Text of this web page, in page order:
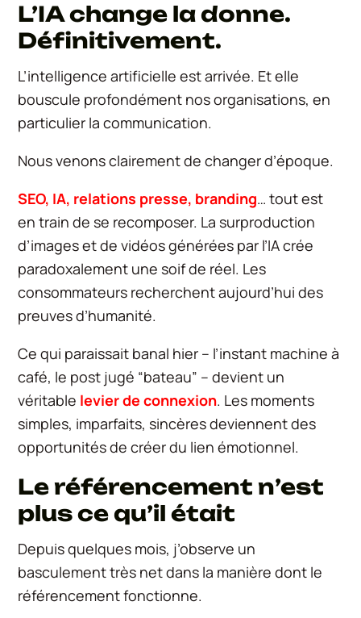
L’IA change la donne.
Définitivement.
L’intelligence artificielle est arrivée. Et elle
bouscule profondément nos organisations, en
particulier la communication.
Nous venons clairement de changer d’époque.
SEO, IA, relations presse, branding… tout est
en train de se recomposer. La surproduction
d’images et de vidéos générées par l’IA crée
paradoxalement une soif de réel. Les
consommateurs recherchent aujourd’hui des
preuves d’humanité.
Ce qui paraissait banal hier – l’instant machine à
café, le post jugé “bateau” – devient un
véritable levier de connexion. Les moments
simples, imparfaits, sincères deviennent des
opportunités de créer du lien émotionnel.
Le référencement n’est
plus ce qu’il était
Depuis quelques mois, j’observe un
basculement très net dans la manière dont le
référencement fonctionne.